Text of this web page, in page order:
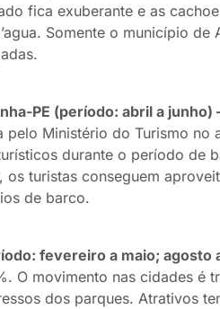
fica exuberante e as
Somente o município de
PE (período: abril a junho)
pelo Ministério do Turismo
durante o período de
os turistas conseguem
de barco.
fevereiro a maio; agosto
O movimento nas cidades é
dos parques. Atrativos